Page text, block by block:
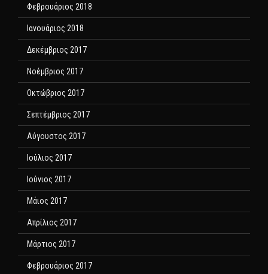
Φεβρουάριος 2018
Ιανουάριος 2018
Δεκέμβριος 2017
Νοέμβριος 2017
Οκτώβριος 2017
Σεπτέμβριος 2017
Αύγουστος 2017
Ιούλιος 2017
Ιούνιος 2017
Μάιος 2017
Απρίλιος 2017
Μάρτιος 2017
Φεβρουάριος 2017